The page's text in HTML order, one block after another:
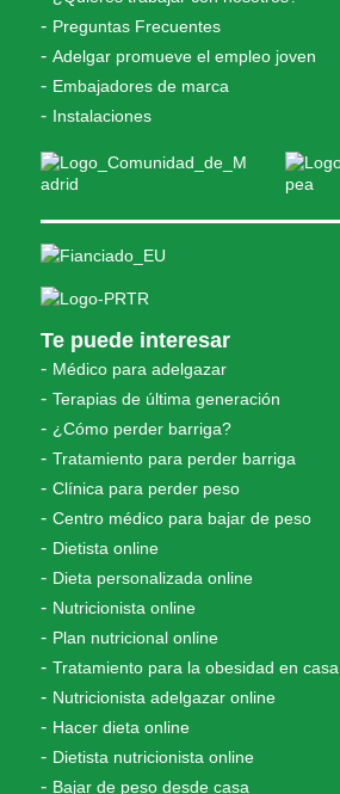
Preguntas Frecuentes
Adelgar promueve el empleo joven
Embajadores de marca
Instalaciones
Te puede interesar
Médico para adelgazar
Terapias de última generación
¿Cómo perder barriga?
Tratamiento para perder barriga
Clínica para perder peso
Centro médico para bajar de peso
Dietista online
Dieta personalizada online
Nutricionista online
Plan nutricional online
Tratamiento para la obesidad en casa
Nutricionista adelgazar online
Hacer dieta online
Dietista nutricionista online
Bajar de peso desde casa